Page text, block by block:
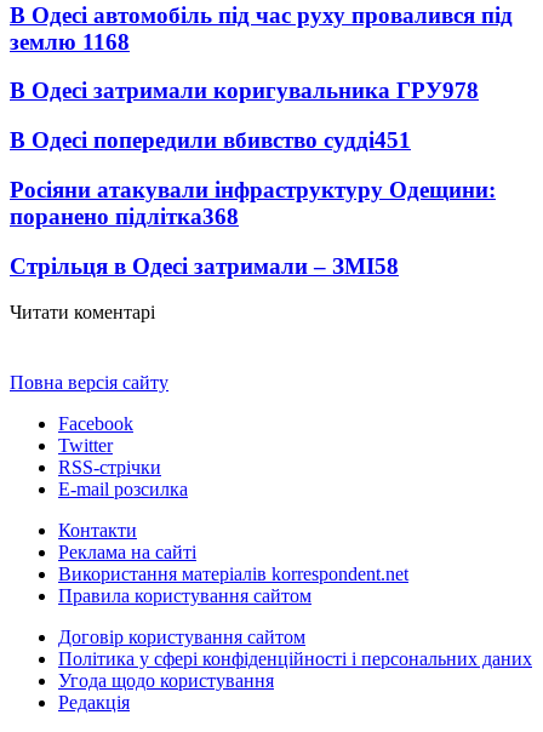
В Одесі автомобіль під час руху провалився під
землю 1168
В Одесі затримали коригувальника ГРУ978
В Одесі попередили вбивство судді451
Росіяни атакували інфраструктуру Одещини:
поранено підлітка368
Стрільця в Одесі затримали – ЗМІ58
Читати коментарі
Повна версія сайту
Facebook
Twitter
RSS-стрічки
E-mail розсилка
Контакти
Реклама на сайті
Використання матеріалів korrespondent.net
Правила користування сайтом
Договір користування сайтом
Політика у сфері конфіденційності і персональних даних
Угода щодо користування
Редакція